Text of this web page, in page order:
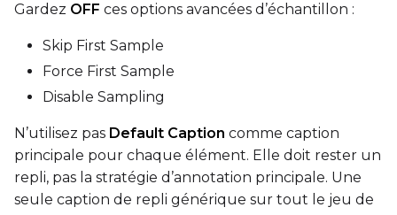
Gardez OFF ces options avancées d’échantillon :
Skip First Sample
Force First Sample
Disable Sampling
N’utilisez pas Default Caption comme caption
principale pour chaque élément. Elle doit rester un
repli, pas la stratégie d’annotation principale. Une
seule caption de repli générique sur tout le jeu de